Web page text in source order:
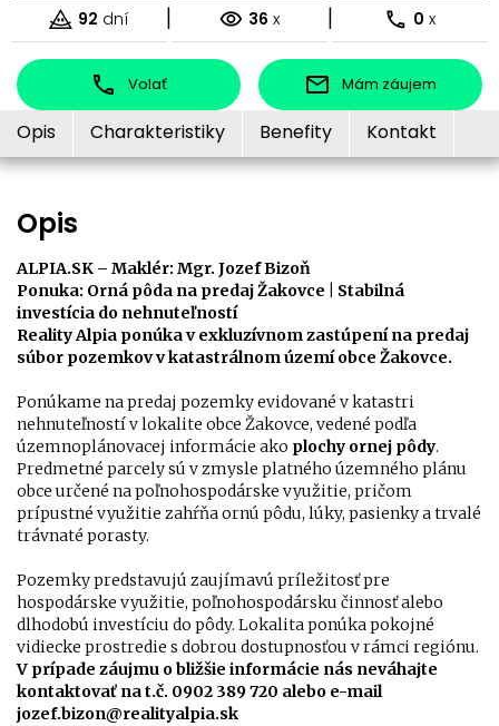
92 dní | 36 x | 0 x
Volať Mám záujem
Opis Charakteristiky Benefity Kontakt
Opis
ALPIA.SK – Maklér: Mgr. Jozef Bizoň
Ponuka: Orná pôda na predaj Žakovce | Stabilná
investícia do nehnuteľností
Reality Alpia ponúka v exkluzívnom zastúpení na predaj
súbor pozemkov v katastrálnom území obce Žakovce.
Ponúkame na predaj pozemky evidované v katastri
nehnuteľností v lokalite obce Žakovce, vedené podľa
územnoplánovacej informácie ako plochy ornej pôdy.
Predmetné parcely sú v zmysle platného územného plánu
obce určené na poľnohospodárske využitie, pričom
prípustné využitie zahŕňa ornú pôdu, lúky, pasienky a trvalé
trávnaté porasty.
Pozemky predstavujú zaujímavú príležitosť pre
hospodárske využitie, poľnohospodársku činnosť alebo
dlhodobú investíciu do pôdy. Lokalita ponúka pokojné
vidiecke prostredie s dobrou dostupnosťou v rámci regiónu.
V prípade záujmu o bližšie informácie nás neváhajte
kontaktovať na t.č. 0902 389 720 alebo e-mail
jozef.bizon@realityalpia.sk